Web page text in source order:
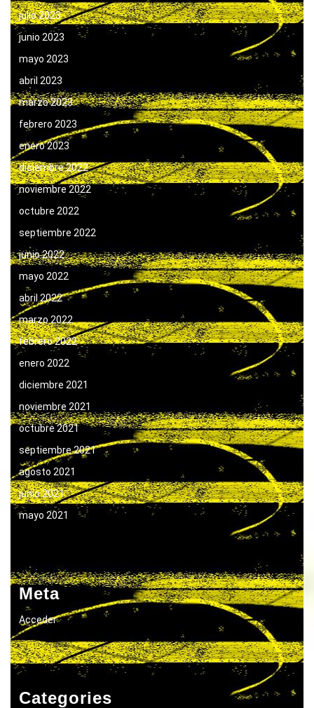
julio 2023
junio 2023
mayo 2023
abril 2023
marzo 2023
febrero 2023
enero 2023
diciembre 2022
noviembre 2022
octubre 2022
septiembre 2022
junio 2022
mayo 2022
abril 2022
marzo 2022
febrero 2022
enero 2022
diciembre 2021
noviembre 2021
octubre 2021
septiembre 2021
agosto 2021
junio 2021
mayo 2021
Meta
Acceder
Categories